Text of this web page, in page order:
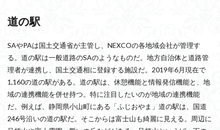
道の駅
SAやPAは国土交通省が主管し、NEXCOの各地域会社が管理す
る。道の駅は一般道路のSAのようなものだ。地方自治体と道路管
理者が連携し、国土交通相に登録する施設だ。2019年6月現在で
1,160の道の駅がある。道の駅は、休憩機能と情報発信機能と、地
域の連携機能を併せ持つ。特に注目したいのが地域の連携機能
だ。例えば、静岡県小山町にある「ふじおやま」道の駅は、国道
246号沿いの道の駅だ。そこからは富士山も綺麗に見える。周辺に